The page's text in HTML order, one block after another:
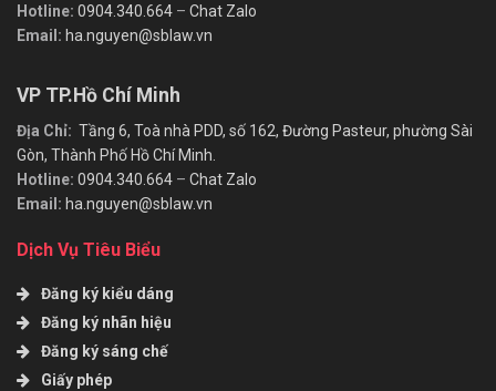
Hotline: 0904.340.664 – Chat Zalo
Email: ha.nguyen@sblaw.vn
VP TP.Hồ Chí Minh
Địa Chỉ: Tầng 6, Toà nhà PDD, số 162, Đường Pasteur, phường Sài
Gòn, Thành Phố Hồ Chí Minh.
Hotline: 0904.340.664 – Chat Zalo
Email: ha.nguyen@sblaw.vn
Dịch Vụ Tiêu Biểu
Đăng ký kiểu dáng
Đăng ký nhãn hiệu
Đăng ký sáng chế
Giấy phép